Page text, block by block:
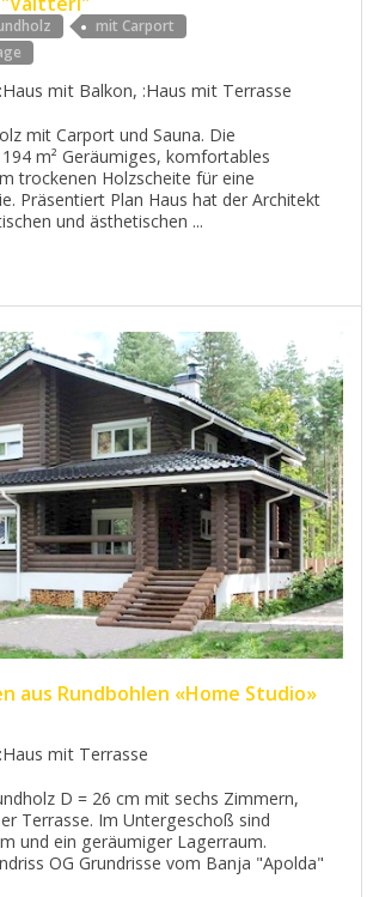
mit Carport
mit Balkon, :Haus mit Terrasse
mit Carport und Sauna. Die
m² Geräumiges, komfortables
trockenen Holzscheite für eine
Präsentiert Plan Haus hat der Architekt
und ästhetischen ...
aus Rundbohlen «Home Studio»
mit Terrasse
D = 26 cm mit sechs Zimmern,
Terrasse. Im Untergeschoß sind
und ein geräumiger Lagerraum.
OG Grundrisse vom Banja "Apolda"